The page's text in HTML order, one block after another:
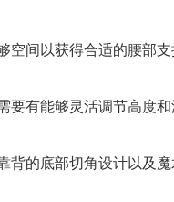
空间以获得合适的腰部
要有能够灵活调节高度
背的底部切角设计以及